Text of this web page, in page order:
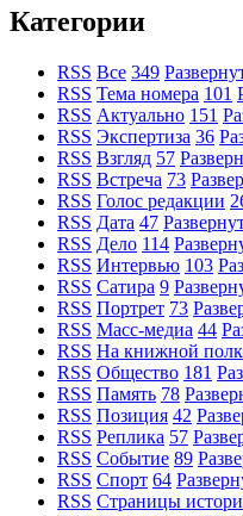
Категории
RSS Все 349
RSS Тема номера 101
RSS Актуально 151
RSS Экспертиза 36
RSS Взгляд 57
RSS Встреча 73
RSS Голос редакции
RSS Дата 47
RSS Дело 114
RSS Интервью 103
RSS Сатира 9
RSS Портрет 73
RSS Масс-медиа 44
RSS На книжной
RSS Общество 181
RSS Память 78
RSS Позиция 42
RSS Реплика 57
RSS Событие 89
RSS Спорт 64
RSS Страницы